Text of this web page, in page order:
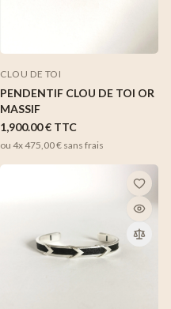
CLOU DE TOI
PENDENTIF CLOU DE TOI OR
MASSIF
1,900.00 € TTC
ou 4x475,00 € sans frais